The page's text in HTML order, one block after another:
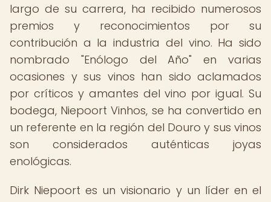
largo de su carrera, ha recibido numerosos
premios y reconocimientos por su
contribución a la industria del vino. Ha sido
nombrado "Enólogo del Año" en varias
ocasiones y sus vinos han sido aclamados
por críticos y amantes del vino por igual. Su
bodega, Niepoort Vinhos, se ha convertido en
un referente en la región del Douro y sus vinos
son considerados auténticas joyas
enológicas.
Dirk Niepoort es un visionario y un líder en el